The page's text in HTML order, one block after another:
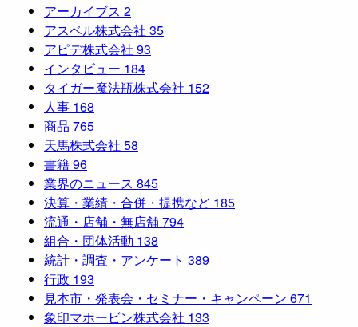
アーカイブス 2
アスベル株式会社 35
アピデ株式会社 93
インタビュー 184
タイガー魔法瓶株式会社 152
人事 168
商品 765
天馬株式会社 58
書籍96
業界のニュース 845
決算・業績・合併・提携など 185
流通・店舗・無店舗794
組合・団体活動 138
統計・調査・アンケート 389
行政 193
見本市・発表会・セミナー・キャンペーン 671
象印マホービン株式会社 133